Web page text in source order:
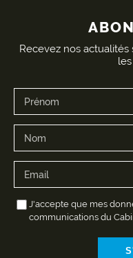
Recevez nos
J'accepte que mes
communications du